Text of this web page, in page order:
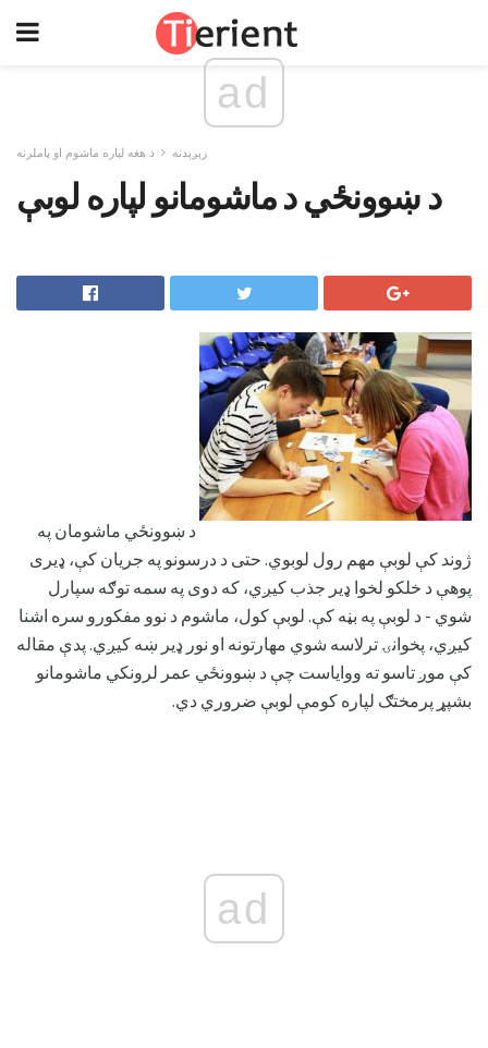
ad
زېږېدنه د هغه لپاره ماشوم او پاملرنه
د ښوونځي د ماشومانو لپاره لوبې
د ښوونځي ماشومان په
ژوند کې لوبې مهم رول لوبوي. حتی د درسونو په جریان کې، ډیری
پوهې د خلکو لخوا ډیر جذب کیږي، که دوی په سمه توګه سپارل
شوي - د لوبې په بڼه کې. لوبې کول، ماشوم د نوو مفکورو سره اشنا
کیږي، پخوانۍ ترلاسه شوي مهارتونه او نور ډیر ښه کیږي. پدې مقاله
کې موږ تاسو ته ووایاست چې د ښوونځي عمر لرونکي ماشومانو
بشپړ پرمختګ لپاره کومې لوبې ضروري دي.
ad